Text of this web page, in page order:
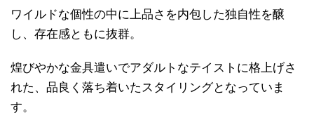
ワイルドな個性の中に上品さを内包した独自性を醸
し、存在感ともに抜群。
煌びやかな金具遣いでアダルトなテイストに格上げさ
れた、品良く落ち着いたスタイリングとなっていま
す。